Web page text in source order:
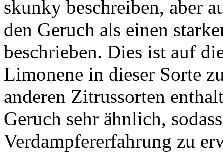
skunky beschreiben, aber
den Geruch als einen
beschrieben. Dies ist auf
Limonene in dieser Sorte
anderen Zitrussorten
Geruch sehr ähnlich,
Verdampfererfahrung zu